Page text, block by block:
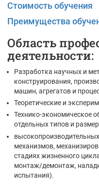
Стоимость обучения
Преимущества
Область
деятельности:
Разработка научных и
конструирования,
машин, агрегатов и
Теоретические и
Технико-экономическое
отдельных типов и
механизмов,
стадиях жизненного
монтаж/демонтаж,
испытания).